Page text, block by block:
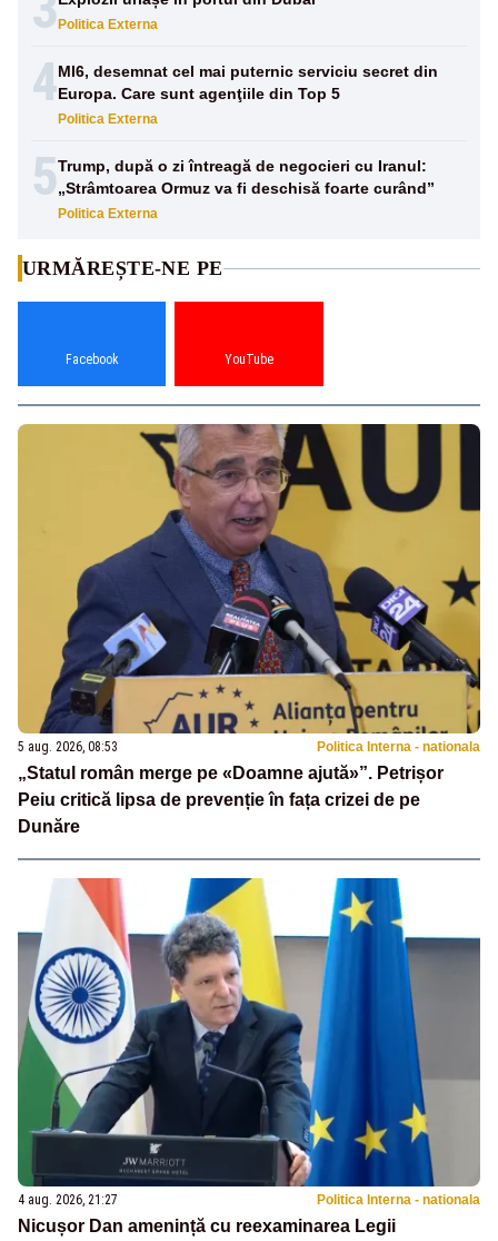
Politica Externa
4MI6, desemnat cel mai puternic serviciu secret din
Europa. Care sunt agenţiile din Top 5
Politica Externa
5Trump, după o zi întreagă de negocieri cu Iranul:
„Strâmtoarea Ormuz va fi deschisă foarte curând”
Politica Externa
URMĂREȘTE-NE PE
Facebook YouTube
5 aug. 2026, 08:53 Politica Interna - nationala
„Statul român merge pe «Doamne ajută»”. Petrișor
Peiu critică lipsa de prevenție în fața crizei de pe
Dunăre
4 aug. 2026, 21:27 Politica Interna - nationala
Nicușor Dan amenință cu reexaminarea Legii